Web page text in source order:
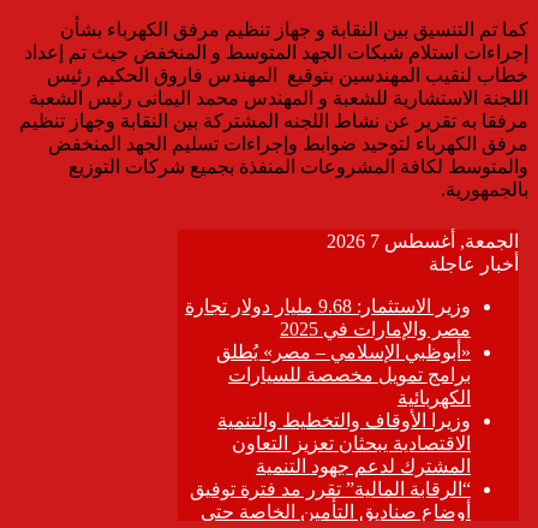
كما تم التنسيق بين النقابة و جهاز تنظيم مرفق الكهرباء بشأن
إجراءات استلام شبكات الجهد المتوسط و المنخفض حيث تم إعداد
خطاب لنقيب المهندسين بتوقيع المهندس فاروق الحكيم رئيس
اللجنة الاستشارية للشعبة و المهندس محمد اليمانى رئيس الشعبة
مرفقا به تقرير عن نشاط اللجنه المشتركة بين النقابة وجهاز تنظيم
مرفق الكهرباء لتوحيد ضوابط وإجراءات تسليم الجهد المنخفض
والمتوسط لكافة المشروعات المنفذة بجميع شركات التوزيع
بالجمهورية.